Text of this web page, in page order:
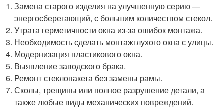
Замена старого изделия на улучшенную серию —
энергосберегающий, с большим количеством стекол.
Утрата герметичности окна из-за ошибок монтажа.
Необходимость сделать монтажглухого окна с улицы.
Модернизация пластикового окна.
Выявление заводского брака.
Ремонт стеклопакета без замены рамы.
Сколы, трещины или полное разрушение детали, а
также любые виды механических повреждений.